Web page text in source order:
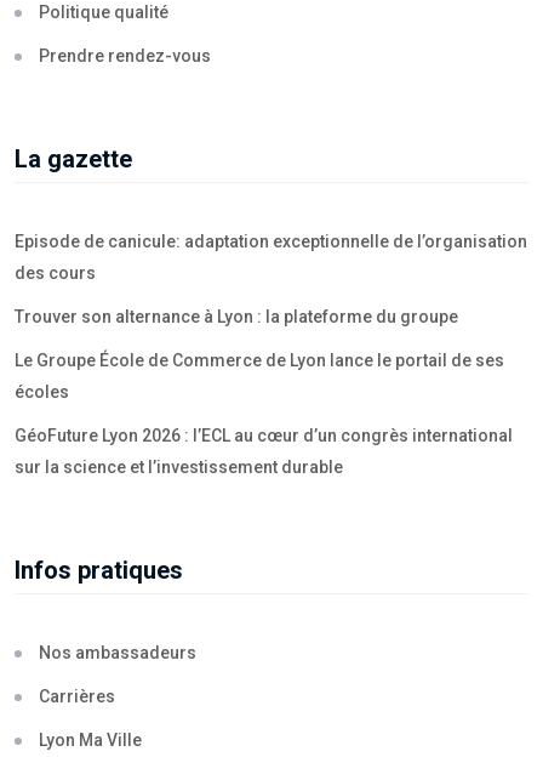
Politique qualité
Prendre rendez-vous
La gazette
Episode de canicule: adaptation exceptionnelle de l’organisation
des cours
Trouver son alternance à Lyon : la plateforme du groupe
Le Groupe École de Commerce de Lyon lance le portail de ses
écoles
GéoFuture Lyon 2026 : l’ECL au cœur d’un congrès international
sur la science et l’investissement durable
Infos pratiques
Nos ambassadeurs
Carrières
Lyon Ma Ville